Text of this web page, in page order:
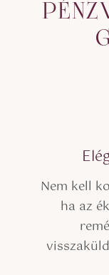
Nem kell
ha az